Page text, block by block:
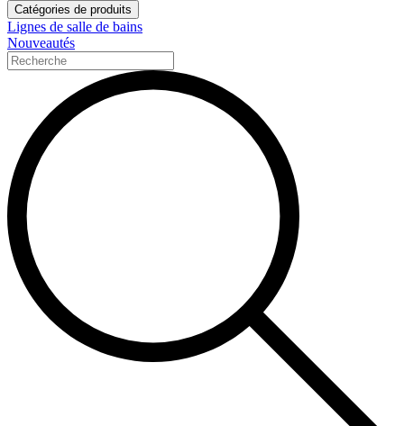
Catégories de produits
Lignes de salle de bains
Nouveautés